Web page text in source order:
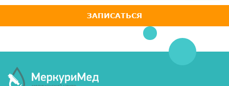
ЗАПИСАТЬСЯ